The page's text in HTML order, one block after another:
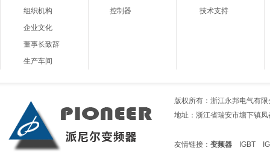
组织机构
企业文化
董事长致辞
生产车间
控制器
技术支持
版权所有：浙江永邦电气有
地址：浙江省瑞安市塘下镇
友情链接： 变频器 IGBT